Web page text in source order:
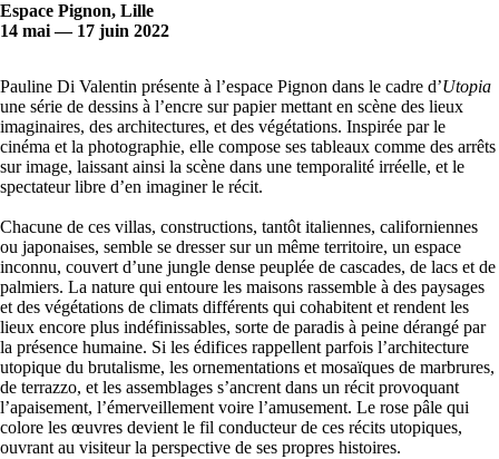
Espace Pignon, Lille
14 mai — 17 juin 2022
Pauline Di Valentin présente à l’espace Pignon dans le cadre d’Utopia
une série de dessins à l’encre sur papier mettant en scène des lieux
imaginaires, des architectures, et des végétations. Inspirée par le
cinéma et la photographie, elle compose ses tableaux comme des arrêts
sur image, laissant ainsi la scène dans une temporalité irréelle, et le
spectateur libre d’en imaginer le récit.
Chacune de ces villas, constructions, tantôt italiennes, californiennes
ou japonaises, semble se dresser sur un même territoire, un espace
inconnu, couvert d’une jungle dense peuplée de cascades, de lacs et de
palmiers. La nature qui entoure les maisons rassemble à des paysages
et des végétations de climats différents qui cohabitent et rendent les
lieux encore plus indéfinissables, sorte de paradis à peine dérangé par
la présence humaine. Si les édifices rappellent parfois l’architecture
utopique du brutalisme, les ornementations et mosaïques de marbrures,
de terrazzo, et les assemblages s’ancrent dans un récit provoquant
l’apaisement, l’émerveillement voire l’amusement. Le rose pâle qui
colore les œuvres devient le fil conducteur de ces récits utopiques,
ouvrant au visiteur la perspective de ses propres histoires.